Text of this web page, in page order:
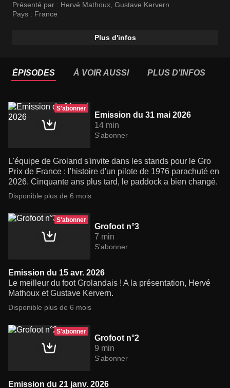
Présenté par : Hervé Mathoux, Gustave Kervern
Pays : France
Plus d'infos
ÉPISODES À VOIR AUSSI PLUS D'INFOS
S'abonner
Emission du 31 mai 2026
14 min
S'abonner
L'équipe de Groland s'invite dans les stands pour le Gro
Prix de France : l'histoire d'un pilote de 1976 parachuté en
2026. Cinquante ans plus tard, le paddock a bien changé.
Disponible plus de 6 mois
S'abonner
Grofoot n°3
7 min
S'abonner
Emission du 15 avr. 2026
Le meilleur du foot Grolandais ! A la présentation, Hervé
Mathoux et Gustave Kervern.
Disponible plus de 6 mois
S'abonner
Grofoot n°2
9 min
S'abonner
Emission du 21 janv. 2026